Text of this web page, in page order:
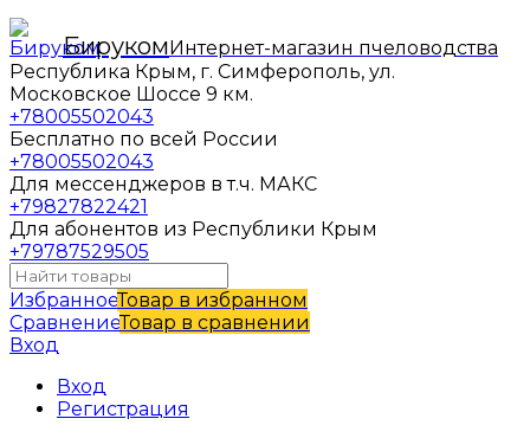
БирукомИнтернет-магазин пчеловодства
Республика Крым, г. Симферополь, ул.
Московское Шоссе 9 км.
+78005502043
Бесплатно по всей России
+78005502043
Для мессенджеров в т.ч. МАКС
+79827822421
Для абонентов из Республики Крым
+79787529505
ИзбранноеТовар в избранном
СравнениеТовар в сравнении
Вход
Вход
Регистрация